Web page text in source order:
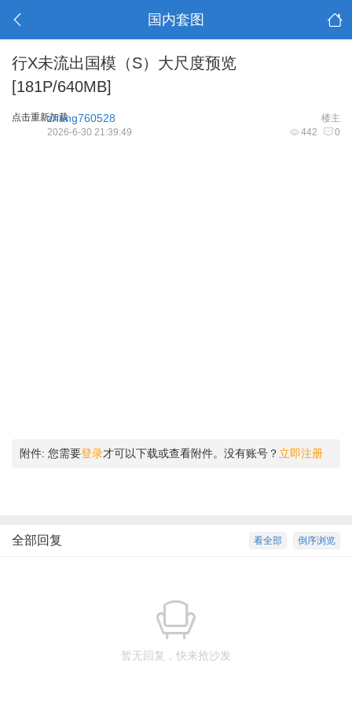
国内套图
行X未流出国模（S）大尺度预览
[181P/640MB]
点击重新加载 楼主
zhang760528
442 0
2026-6-30 21:39:49
附件: 您需要登录才可以下载或查看附件。没有账号？ 立即注册
倒序浏览
看全部
全部回复
暂无回复，快来抢沙发